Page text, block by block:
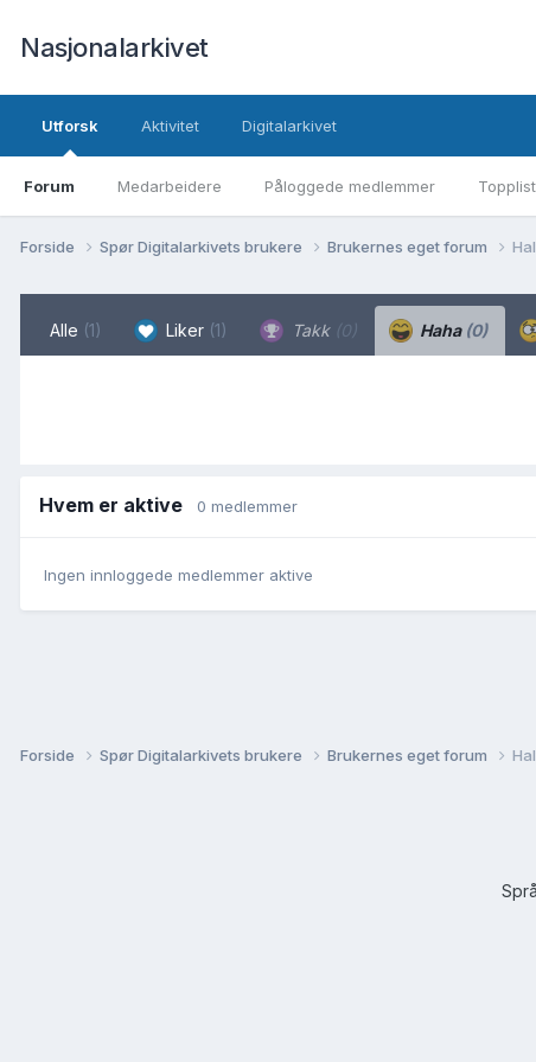
Nasjonalarkivet
Utforsk
Forum Medarbeidere Påloggede medlemmer
Aktivitet Digitalarkivet
Forside Spør Digitalarkivets brukere Brukernes eget forum
Alle (1) Liker (1) Takk (0) Haha (0)
Hvem er aktive 0 medlemmer
Ingen innloggede medlemmer aktive
Forside Spør Digitalarkivets brukere Brukernes eget forum